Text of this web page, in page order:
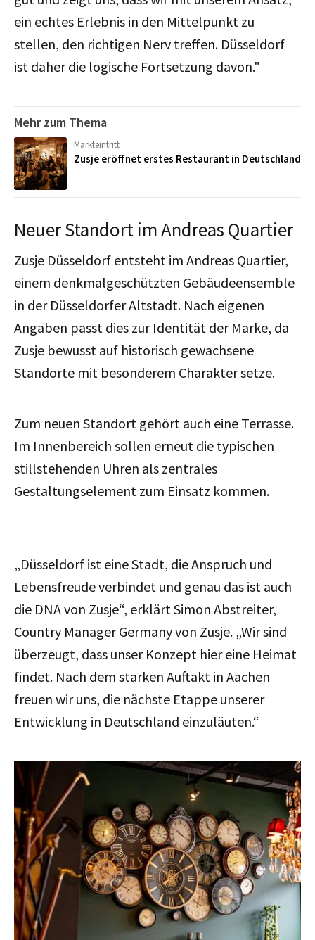
ein echtes Erlebnis in den Mittelpunkt zu
stellen, den richtigen Nerv treffen. Düsseldorf
ist daher die logische Fortsetzung davon."
Mehr zum Thema
Markteintritt
Zusje eröffnet erstes Restaurant in Deutschland
Neuer Standort im Andreas Quartier
Zusje Düsseldorf entsteht im Andreas Quartier,
einem denkmalgeschützten Gebäudeensemble
in der Düsseldorfer Altstadt. Nach eigenen
Angaben passt dies zur Identität der Marke, da
Zusje bewusst auf historisch gewachsene
Standorte mit besonderem Charakter setze.
Zum neuen Standort gehört auch eine Terrasse.
Im Innenbereich sollen erneut die typischen
stillstehenden Uhren als zentrales
Gestaltungselement zum Einsatz kommen.
„Düsseldorf ist eine Stadt, die Anspruch und
Lebensfreude verbindet und genau das ist auch
die DNA von Zusje“, erklärt Simon Abstreiter,
Country Manager Germany von Zusje. „Wir sind
überzeugt, dass unser Konzept hier eine Heimat
findet. Nach dem starken Auftakt in Aachen
freuen wir uns, die nächste Etappe unserer
Entwicklung in Deutschland einzuläuten.“